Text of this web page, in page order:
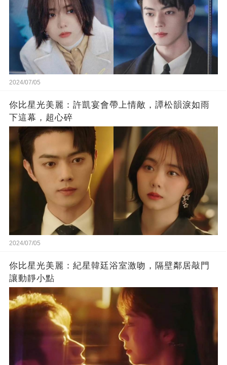
2024/07/05
你比星光美麗：許凱宴會帶上情敵，譚松韻淚如雨
下這幕，超心碎
2024/07/05
你比星光美麗：紀星韓廷浴室激吻，隔壁鄰居敲門
讓動靜小點